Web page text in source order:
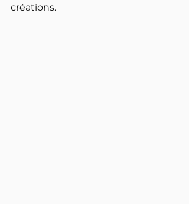
créations.